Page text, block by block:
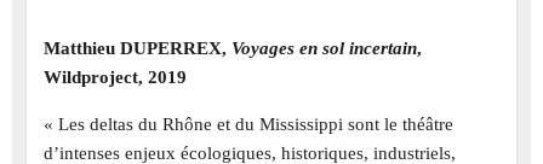
Matthieu DUPERREX, Voyages en sol incertain,
Wildproject, 2019
« Les deltas du Rhône et du Mississippi sont le théâtre
d’intenses enjeux écologiques, historiques, industriels,